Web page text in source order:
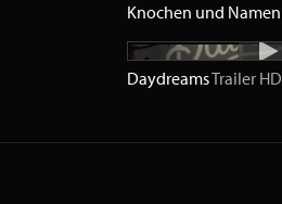
Knochen und Namen
DaydreamsTrailer HD